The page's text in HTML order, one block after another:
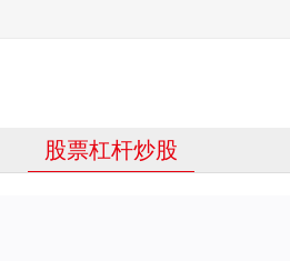
股票杠杆炒股